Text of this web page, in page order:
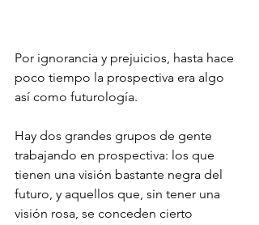
Por ignorancia y prejuicios, hasta hace
poco tiempo la prospectiva era algo
así como futurología.
Hay dos grandes grupos de gente
trabajando en prospectiva: los que
tienen una visión bastante negra del
futuro, y aquellos que, sin tener una
visión rosa, se conceden cierto